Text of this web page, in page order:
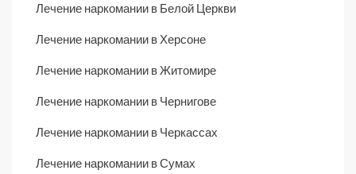
Лечение наркомании в Белой Церкви
Лечение наркомании в Херсоне
Лечение наркомании в Житомире
Лечение наркомании в Чернигове
Лечение наркомании в Черкассах
Лечение наркомании в Сумах